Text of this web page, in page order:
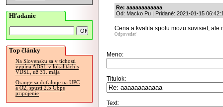
Hľadanie
Top články
Na Slovensku sa v tichosti
vypína ADSL v lokalitách s
VDSL, už 31. mája
Orange sa doťahuje na UPC
a O2, spustí 2.5 Gbps
pripojenie
Re: aaaaaaaaaaaa
Od: Macko Pu | Pridané: 2021-01-15
Cena a kvalita spolu mozu suvisiet, ale
Odpovedať
Meno:
Titulok:
Text: